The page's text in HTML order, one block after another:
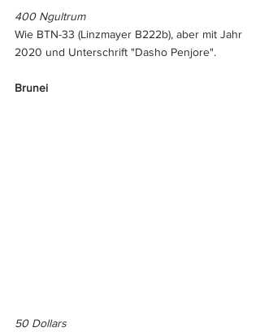
400 Ngultrum
Wie BTN-33 (Linzmayer B222b), aber mit Jahr
2020 und Unterschrift "Dasho Penjore".
Brunei
50 Dollars